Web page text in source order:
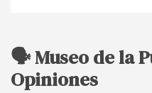
🗣️ Museo de la
Opiniones